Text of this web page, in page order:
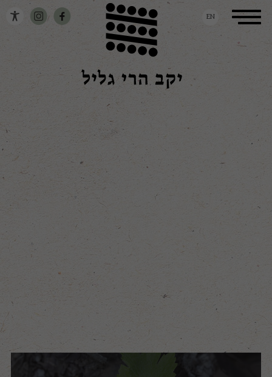
Toggle
navigation
EN